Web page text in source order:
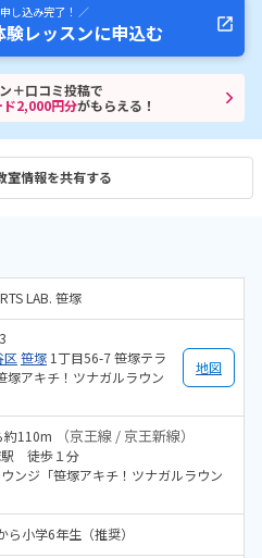
し込み完了！ ／
レッスンに申込む
＋口コミ投稿で
2,000円分がもらえる！
室情報を共有する
LAB. 笹塚
区 笹塚 1丁目56-7 笹塚テラ
塚アキチ！ツナガルラウン
地図
約110m （京王線 / 京王新線）
駅 徒歩１分
ンジ「笹塚アキチ！ツナガルラウン
ら小学6年生（推奨）